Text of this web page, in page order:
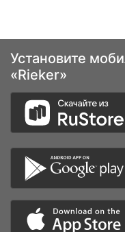
Установите
«Rieker»